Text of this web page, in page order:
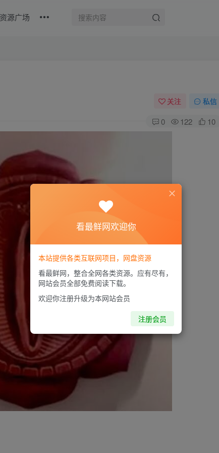
资源广场
关注 私信
0 122 10
看最鲜网欢迎你
本站提供各类互联网项目，网盘资源
看最鲜网，整合全网各类资源。应有尽有，
网站会员全部免费阅读下载。
欢迎你注册升级为本网站会员
注册会员